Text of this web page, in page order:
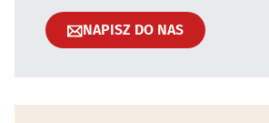
NAPISZ DO NAS